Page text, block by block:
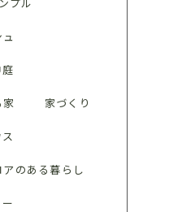
家づくり
のある暮らし